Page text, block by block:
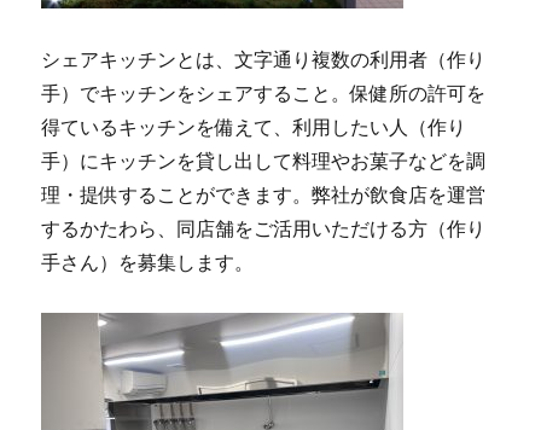
シェアキッチンとは、文字通り複数の利用者（作り
手）でキッチンをシェアすること。保健所の許可を
得ているキッチンを備えて、利用したい人（作り
手）にキッチンを貸し出して料理やお菓子などを調
理・提供することができます。弊社が飲食店を運営
するかたわら、同店舗をご活用いただける方（作り
手さん）を募集します。